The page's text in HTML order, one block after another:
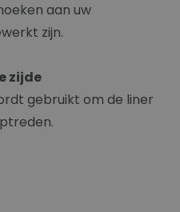
aan uw
zijn.
zijde
gebruikt om de liner